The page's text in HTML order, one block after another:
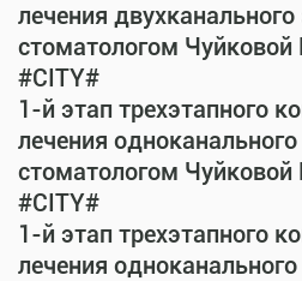
лечения
стоматологом Чуйковой
#CITY#
1-й этап трехэтапного
лечения
стоматологом Чуйковой
#CITY#
1-й этап трехэтапного
лечения